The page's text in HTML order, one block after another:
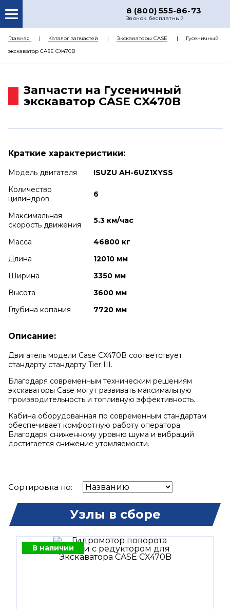
8 (800) 555-86-73
Звонок бесплатный
О НАС
КАТАЛОГ ЗАПЧАСТЕЙ
ДОСТАВКА
Главная Каталог запчастей Экскаваторы CASE
Гусеничный
экскаватор CASE CX470B
Запчасти на Гусеничный
экскаватор CASE CX470B
Краткие характеристики:
Модель двигателя
ISUZU AH-6UZ1XYSS
Количество
цилиндров
6
Максимальная
скорость движения
5.3 км/час
Масса
46800 кг
Длина
12010 мм
Ширина
3350 мм
Высота
3600 мм
Глубина копания
7720 мм
Описание:
Двигатель модели Case CX470B соответствует
стандарту стандарту Tier III.
Благодаря современным техническим решениям
экскаваторы Case могут развивать максимальную
производительность и топливную эффективность.
Кабина оборудованная по современным стандартам
обеспечивает комфортную работу оператора.
Благодаря сниженному уровню шума и вибраций
достигается снижение утомляемости.
Сортировка по:
Узлы в сборе
В наличии